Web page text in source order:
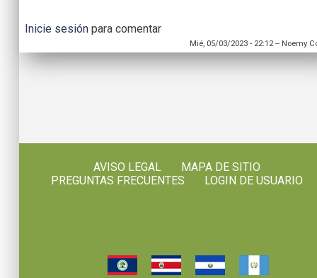
Inicie sesiónpara comentar
Mié, 05/03/2023 - 22:12-- Noemy
AVISO LEGAL
MAPA DE SITIO
PREGUNTAS FRECUENTES
LOGIN DE USUARIO